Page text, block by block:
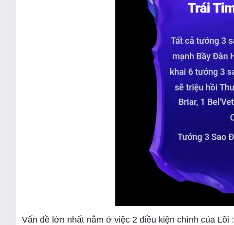
Vấn đề lớn nhất nằm ở việc 2 điều kiện chính của Lõi :